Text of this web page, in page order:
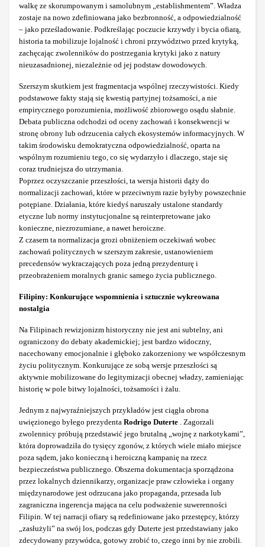
walkę ze skorumpowanym i samolubnym „establishmentem”. Władza
zostaje na nowo zdefiniowana jako bezbronność, a odpowiedzialność
– jako prześladowanie. Podkreślając poczucie krzywdy i bycia ofiarą,
historia ta mobilizuje lojalność i chroni przywództwo przed krytyką,
zachęcając zwolenników do postrzegania krytyki jako z natury
nieuzasadnionej, niezależnie od jej podstaw dowodowych.
Szerszym skutkiem jest fragmentacja wspólnej rzeczywistości. Kiedy
podstawowe fakty stają się kwestią partyjnej tożsamości, a nie
empirycznego porozumienia, możliwość zbiorowego osądu słabnie.
Debata publiczna odchodzi od oceny zachowań i konsekwencji w
stronę obrony lub odrzucenia całych ekosystemów informacyjnych. W
takim środowisku demokratyczna odpowiedzialność, oparta na
wspólnym rozumieniu tego, co się wydarzyło i dlaczego, staje się
coraz trudniejsza do utrzymania.
Poprzez oczyszczanie przeszłości, ta wersja historii dąży do
normalizacji zachowań, które w przeciwnym razie byłyby powszechnie
potępiane. Działania, które kiedyś naruszały ustalone standardy
etyczne lub normy instytucjonalne są reinterpretowane jako
konieczne, niezrozumiane, a nawet heroiczne.
Z czasem ta normalizacja grozi obniżeniem oczekiwań wobec
zachowań politycznych w szerszym zakresie, ustanowieniem
precedensów wykraczających poza jedną prezydenturę i
przeobrażeniem moralnych granic samego życia publicznego.
Filipiny: Konkurujące wspomnienia i sztucznie wykreowana
nostalgia
Na Filipinach rewizjonizm historyczny nie jest ani subtelny, ani
ograniczony do debaty akademickiej; jest bardzo widoczny,
nacechowany emocjonalnie i głęboko zakorzeniony we współczesnym
życiu politycznym. Konkurujące ze sobą wersje przeszłości są
aktywnie mobilizowane do legitymizacji obecnej władzy, zamieniając
historię w pole bitwy lojalności, tożsamości i żalu.
Jednym z najwyraźniejszych przykładów jest ciągła obrona
uwięzionego byłego prezydenta Rodrigo Duterte . Zagorzali
zwolennicy próbują przedstawić jego brutalną „wojnę z narkotykami”,
która doprowadziła do tysięcy zgonów, z których wiele miało miejsce
poza sądem, jako konieczną i heroiczną kampanię na rzecz
bezpieczeństwa publicznego. Obszerna dokumentacja sporządzona
przez lokalnych dziennikarzy, organizacje praw człowieka i organy
międzynarodowe jest odrzucana jako propaganda, przesada lub
zagraniczna ingerencja mająca na celu podważenie suwerenności
Filipin. W tej narracji ofiary są redefiniowane jako przestępcy, którzy
„zasłużyli” na swój los, podczas gdy Duterte jest przedstawiany jako
zdecydowany przywódca, gotowy zrobić to, czego inni by nie zrobili.